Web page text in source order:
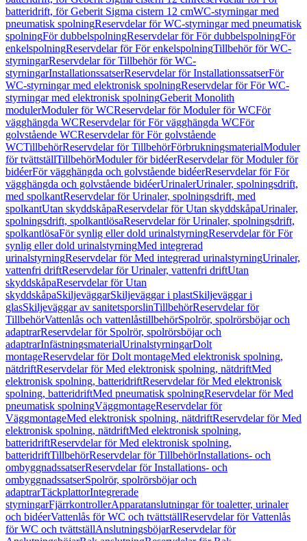
batteridrift, för Geberit Sigma cistern 12 cmWC-styrningar med
pneumatisk spolningReservdelar för WC-styrningar med pneumatisk
spolningFör dubbelspolningReservdelar för För dubbelspolningFör
enkelspolningReservdelar för För enkelspolningTillbehör för WC-
styrningarReservdelar för Tillbehör för WC-
styrningarInstallationssatserReservdelar för InstallationssatserFör
WC-styrningar med elektronisk spolningReservdelar för För WC-
styrningar med elektronisk spolningGeberit Monolith
modulerModuler för WCReservdelar för Moduler för WCFör
vägghängda WCReservdelar för För vägghängda WCFör
golvstående WCReservdelar för För golvstående
WCTillbehörReservdelar för TillbehörFörbrukningsmaterialModuler
för tvättställTillbehörModuler för bidéerReservdelar för Moduler för
bidéerFör vägghängda och golvstående bidéerReservdelar för För
vägghängda och golvstående bidéerUrinalerUrinaler, spolningsdrift,
med spolkantReservdelar för Urinaler, spolningsdrift, med
spolkantUtan skyddskåpaReservdelar för Utan skyddskåpaUrinaler,
spolningsdrift, spolkantlösaReservdelar för Urinaler, spolningsdrift,
spolkantlösaFör synlig eller dold urinalstyrningReservdelar för För
synlig eller dold urinalstyrningMed integrerad
urinalstyrningReservdelar för Med integrerad urinalstyrningUrinaler,
vattenfri driftReservdelar för Urinaler, vattenfri driftUtan
skyddskåpaReservdelar för Utan
skyddskåpaSkiljeväggarSkiljeväggar i plastSkiljeväggar i
glasSkiljeväggar av sanitetsporslinTillbehörReservdelar för
TillbehörVattenlås och vattenlåstillbehörSpolrör, spolrörsböjar och
adaptrarReservdelar för Spolrör, spolrörsböjar och
adaptrarInfästningsmaterialUrinalstyrningarDolt
montageReservdelar för Dolt montageMed elektronisk spolning,
nätdriftReservdelar för Med elektronisk spolning, nätdriftMed
elektronisk spolning, batteridriftReservdelar för Med elektronisk
spolning, batteridriftMed pneumatisk spolningReservdelar för Med
pneumatisk spolningVäggmontageReservdelar för
VäggmontageMed elektronisk spolning, nätdriftReservdelar för Med
elektronisk spolning, nätdriftMed elektronisk spolning,
batteridriftReservdelar för Med elektronisk spolning,
batteridriftTillbehörReservdelar för TillbehörInstallations- och
ombyggnadssatserReservdelar för Installations- och
ombyggnadssatserSpolrör, spolrörsböjar och
adaptrarTäckplattorIntegrerade
styrningarFjärrkontrollerApparatanslutningar för toaletter, urinaler
och bidéerVattenlås för WC och tvättställReservdelar för Vattenlås
för WC och tvättställAnslutningsböjarReservdelar för